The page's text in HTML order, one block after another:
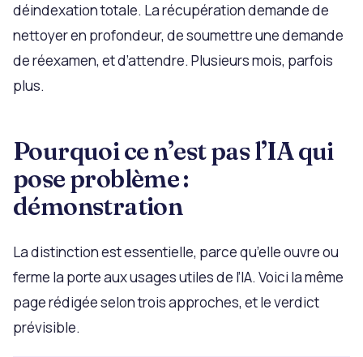
déindexation totale. La récupération demande de
nettoyer en profondeur, de soumettre une demande
de réexamen, et d’attendre. Plusieurs mois, parfois
plus.
Pourquoi ce n’est pas l’IA qui
pose problème :
démonstration
La distinction est essentielle, parce qu’elle ouvre ou
ferme la porte aux usages utiles de l’IA. Voici la même
page rédigée selon trois approches, et le verdict
prévisible.